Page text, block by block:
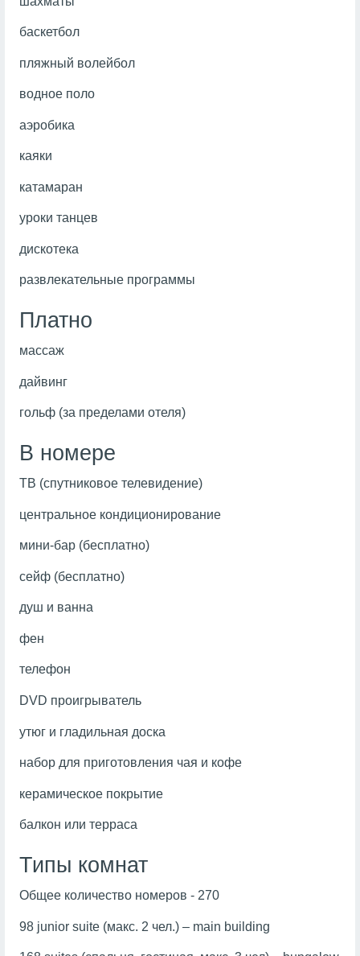
баскетбол
пляжный волейбол
водное поло
аэробика
каяки
катамаран
уроки танцев
дискотека
развлекательные программы
Платно
массаж
дайвинг
гольф (за пределами отеля)
В номере
ТВ (спутниковое телевидение)
центральное кондиционирование
мини-бар (бесплатно)
сейф (бесплатно)
душ и ванна
фен
телефон
DVD проигрыватель
утюг и гладильная доска
набор для приготовления чая и кофе
керамическое покрытие
балкон или терраса
Типы комнат
Общее количество номеров - 270
98 junior suite (макс. 2 чел.) – main building